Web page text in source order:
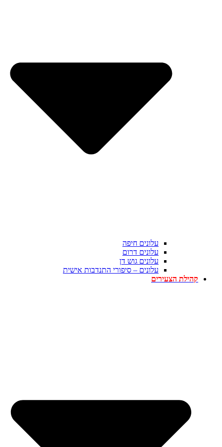
עלונים חיפה
עלונים דרום
עלונים גוש דן
עלונים – סיפורי התנדבות אישית
קהילת הצעירים